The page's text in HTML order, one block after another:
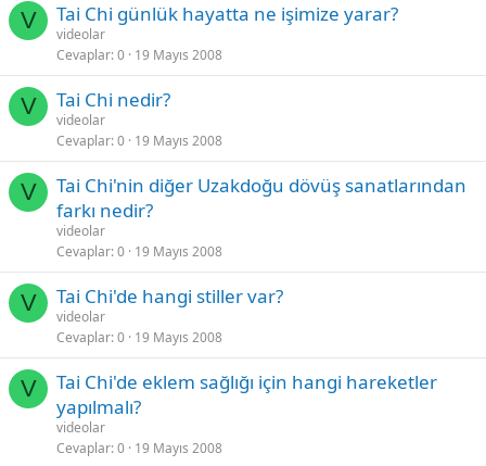
V Tai Chi günlük hayatta ne işimize yarar?
videolar
Cevaplar 0 19 Mayıs 2008
V Tai Chi nedir?
videolar
Cevaplar 0 19 Mayıs 2008
V
Tai Chi'nin diğer Uzakdoğu dövüş sanatlarından
farkı nedir?
videolar
Cevaplar 0 19 Mayıs 2008
V Tai Chi'de hangi stiller var?
videolar
Cevaplar 0 19 Mayıs 2008
V
Tai Chi'de eklem sağlığı için hangi hareketler
yapılmalı?
videolar
Cevaplar 0 19 Mayıs 2008